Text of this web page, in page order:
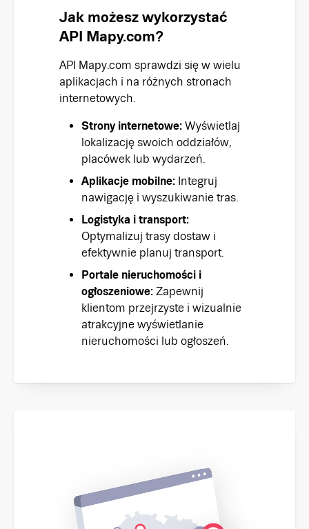
Jak możesz wykorzystać
API Mapy.com?
API Mapy.com sprawdzi się w wielu
aplikacjach i na różnych stronach
internetowych.
Strony internetowe: Wyświetlaj
lokalizację swoich oddziałów,
placówek lub wydarzeń.
Aplikacje mobilne: Integruj
nawigację i wyszukiwanie tras.
Logistyka i transport:
Optymalizuj trasy dostaw i
efektywnie planuj transport.
Portale nieruchomości i
ogłoszeniowe: Zapewnij
klientom przejrzyste i wizualnie
atrakcyjne wyświetlanie
nieruchomości lub ogłoszeń.